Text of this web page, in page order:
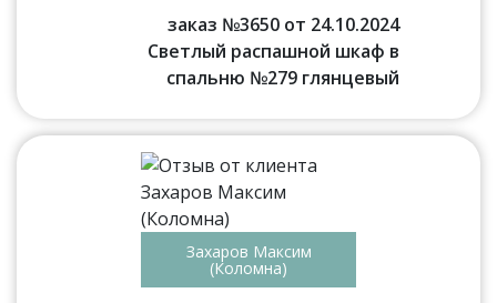
заказ №3650 от 24.10.2024
Светлый распашной шкаф в
спальню №279 глянцевый
Захаров Максим
(Коломна)